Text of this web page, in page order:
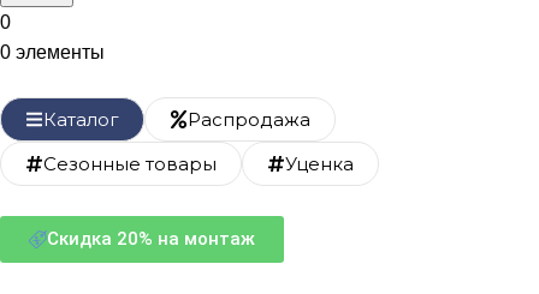
0
0 элементы
Каталог
Распродажа
Сезонные товары
Уценка
Скидка 20% на монтаж